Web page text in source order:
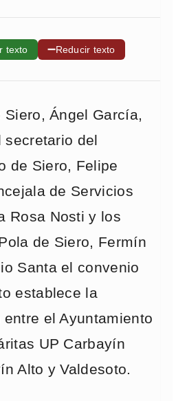
texto ➖Reducir texto
Ángel García,
secretario del
de Siero, Felipe
de Servicios
Rosa Nosti y los
de Siero, Fermín
Santa el convenio
establece la
el Ayuntamiento
UP Carbayín
Alto y Valdesoto.